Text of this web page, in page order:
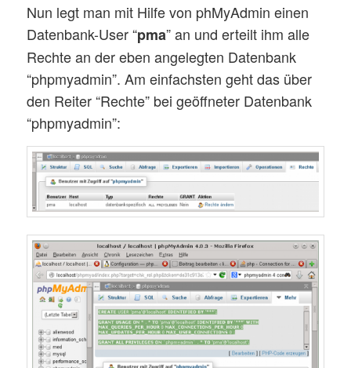
Nun legt man mit Hilfe von phMyAdmin einen
Datenbank-User “pma” an und erteilt ihm alle
Rechte an der eben angelegten Datenbank
“phpmyadmin”. Am einfachsten geht das über
den Reiter “Rechte” bei geöffneter Datenbank
“phpmyadmin”: